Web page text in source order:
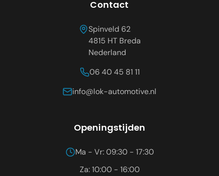
Contact
Spinveld 62
4815 HT Breda
Nederland
06 40 45 81 11
info@lok-automotive.nl
Openingstijden
Ma - Vr: 09:30 - 17:30
Za: 10:00 - 16:00